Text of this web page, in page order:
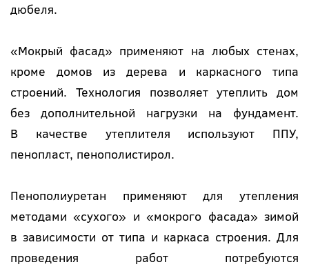
дюбеля.
«Мокрый фасад» применяют на любых стенах,
кроме домов из дерева и каркасного типа
строений. Технология позволяет утеплить дом
без дополнительной нагрузки на фундамент.
В качестве утеплителя используют ППУ,
пенопласт, пенополистирол.
Пенополиуретан применяют для утепления
методами «сухого» и «мокрого фасада» зимой
в зависимости от типа и каркаса строения. Для
проведения работ потребуются